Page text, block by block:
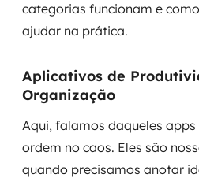
categorias funcionam e
ajudar na prática.
Aplicativos de
Organização
Aqui, falamos daqueles
ordem no caos. Eles são
quando precisamos anotar